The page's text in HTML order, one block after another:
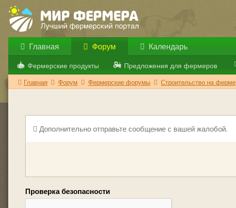
Главная Форум
Фермерские продукты Предложения для фермеров
Календарь
Главная Форум Фермерские форумы Строительство на ферме
Дополнительно отправьте сообщение с вашей жалобой.
Проверка безопасности